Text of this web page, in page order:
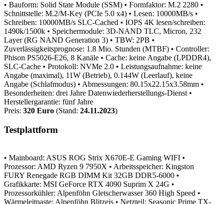
• Bauform: Solid State Module (SSM) • Formfaktor: M.2 2280 •
Schnittstelle: M.2/M-Key (PCIe 5.0 x4) • Lesen: 10000MB/s •
Schreiben: 10000MB/s SLC-Cached • IOPS 4K lesen/schreiben:
1490k/1500k • Speichermodule: 3D-NAND TLC, Micron, 232
Layer (RG NAND Generation 3) • TBW: 2PB •
Zuverlässigkeitsprognose: 1.8 Mio. Stunden (MTBF) • Controller:
Phison PS5026-E26, 8 Kanäle • Cache: keine Angabe (LPDDR4),
SLC-Cache • Protokoll: NVMe 2.0 • Leistungsaufnahme: keine
Angabe (maximal), 11W (Betrieb), 0.144W (Leerlauf), keine
Angabe (Schlafmodus) • Abmessungen: 80.15x22.15x3.58mm •
Besonderheiten: drei Jahre Datenwiederherstellungs-Dienst •
Herstellergarantie: fünf Jahre
Preis: 320 Euro (Stand: 24.11.2023)
Testplattform
• Mainboard: ASUS ROG Strix X670E-E Gaming WIFI •
Prozessor: AMD Ryzen 9 7950X • Arbeitsspeicher: Kingston
FURY Renegade RGB DIMM Kit 32GB DDR5-6000 •
Grafikkarte: MSI GeForce RTX 4090 Suprim X 24G •
Prozessorkühler: Alpenföhn Gletscherwasser 360 High Speed •
Wärmeleitpaste: Alpenföhn Blitzeis • Netzteil: Seasonic Prime TX-